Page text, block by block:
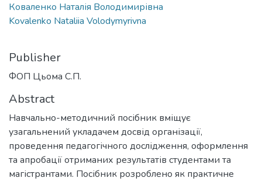
Коваленко Наталія Володимирівна
Kovalenko Nataliia Volodymyrivna
Publisher
ФОП Цьома С.П.
Abstract
Навчально-методичний посібник вміщує
узагальнений укладачем досвід організації,
проведення педагогічного дослідження, оформлення
та апробації отриманих результатів студентами та
магістрантами. Посібник розроблено як практичне